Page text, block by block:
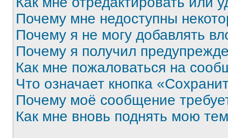
Почему мне недоступны
Почему я не могу добавлять
Почему я получил
Как мне пожаловаться на
Что означает кнопка
Почему моё сообщение
Как мне вновь поднять мою